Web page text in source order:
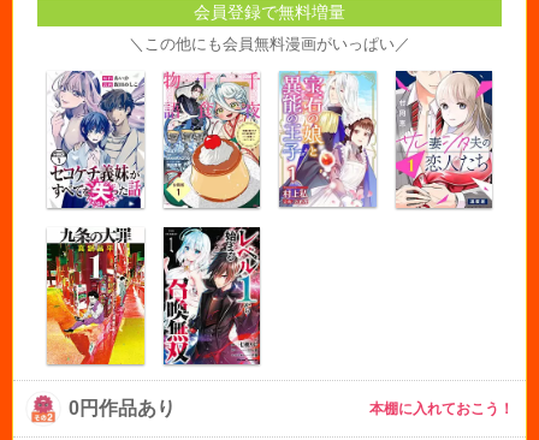
会員登録で無料増量
＼この他にも会員無料漫画がいっぱい／
0円作品あり 本棚に入れておこう！